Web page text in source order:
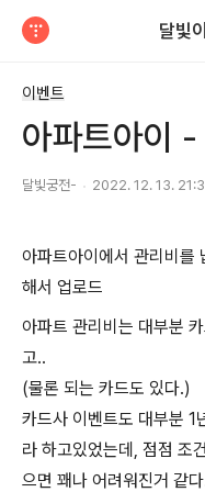
달빛
이벤트
아파트아이
달빛궁전- 2022. 12. 13.
아파트아이에서 관리비를
해서 업로드
아파트 관리비는 대부분
고..
(물론 되는 카드도 있다.)
카드사 이벤트도 대부분 1
라 하고있었는데, 점점 조
으면 꽤나 어려워진거 같